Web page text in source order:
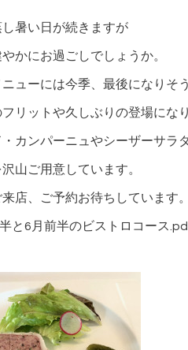
暑い日が続きますが
かにお過ごしでしょうか。
ューには今季、最後になりそ
フリットや久しぶりの登場にな
カンパーニュやシーザーサラ
山ご用意しています。
店、ご予約お待ちしています。
と6月前半のビストロコース